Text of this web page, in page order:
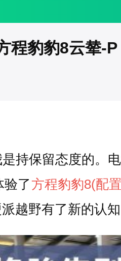
程豹豹8云辇-
持保留态度的。
验了方程豹豹8(配置
越野有了新的认知